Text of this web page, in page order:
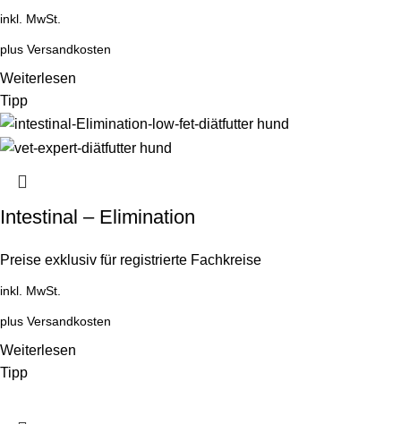
inkl. MwSt.
plus Versandkosten
Weiterlesen
Tipp
Intestinal – Elimination
Preise exklusiv für registrierte Fachkreise
inkl. MwSt.
plus Versandkosten
Weiterlesen
Tipp